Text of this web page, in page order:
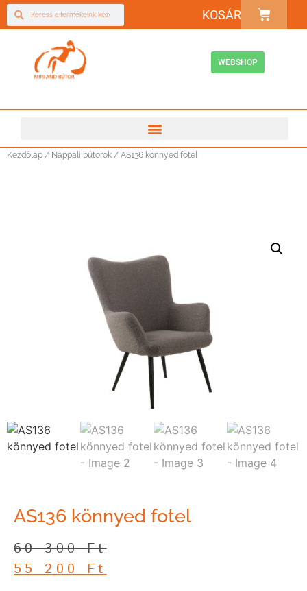
KOSÁR
WEBSHOP
Kezdőlap / Nappali bútorok / AS136 könnyed fotel
AS136 könnyed fotel
60 300Ft
55 200Ft